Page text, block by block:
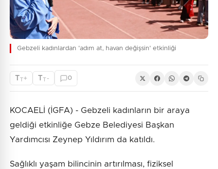
Gebzeli kadınlardan 'adım at, havan değişsin' etkinliği
TT+ TT - 0
KOCAELİ (İGFA) - Gebzeli kadınların bir araya
geldiği etkinliğe Gebze Belediyesi Başkan
Yardımcısı Zeynep Yıldırım da katıldı.
Sağlıklı yaşam bilincinin artırılması, fiziksel